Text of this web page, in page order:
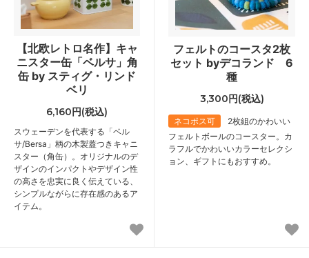
【北欧レトロ名作】キャ
ニスター缶「ベルサ」角
缶 by スティグ・リンド
ベリ
6,160円(税込)
スウェーデンを代表する「ベル
サ/Bersa」柄の木製蓋つきキャニ
スター（角缶）。オリジナルのデ
ザインのインパクトやデザイン性
の高さを忠実に良く伝えている、
シンプルながらに存在感のあるア
イテム。
フェルトのコースタ2枚
セット byデコランド 6
種
3,300円(税込)
ネコポス可
2枚組のかわいい
フェルトボールのコースター。カ
ラフルでかわいいカラーセレクシ
ョン、ギフトにもおすすめ。